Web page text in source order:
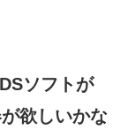
ソフトが
欲しいかな